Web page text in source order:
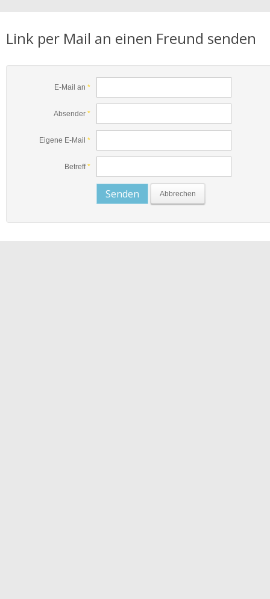
Link per Mail an einen Freund senden
E-Mail an *
Absender *
Eigene E-Mail *
Betreff*
Senden Abbrechen